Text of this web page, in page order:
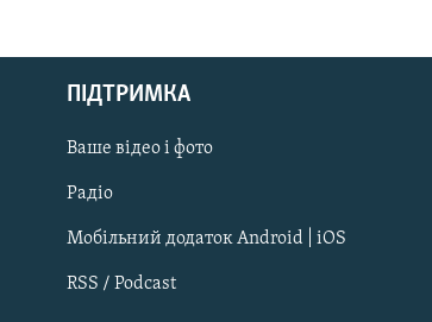
Русский
Qırımtatar
ДОЛУЧАЙСЯ!
ПІДТРИМКА
Ваше відео і фото
Радіо
Мобільний додаток Android | iOS
RSS / Podcast